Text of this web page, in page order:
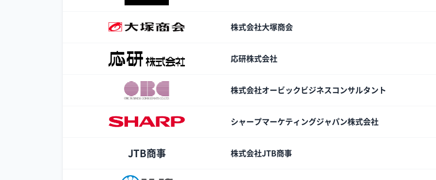
株式会社大塚商会
応研株式会社
株式会社オービックビジネスコンサルタント
シャープマーケティングジャパン株式会社
JTB商事 株式会社JTB商事